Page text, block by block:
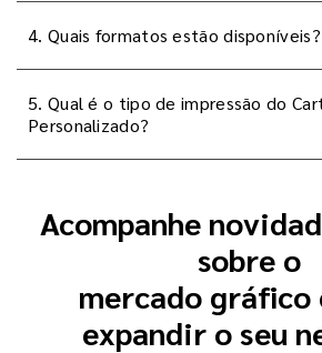
4. Quais formatos estão disponíveis?
5. Qual é o tipo de impressão do
Personalizado?
Acompanhe
sobre o
mercado gráfico
expandir o seu